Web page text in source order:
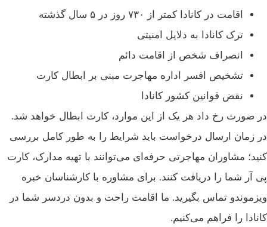
اقامت در کانادا کمتر از ۷۳۰ روز در ۵ سال گذشته
ترک کانادا به دلایل امنیتی
انصراف شخص از اقامت دائم
تشخیص افسر اداره مهاجرت مبنی بر ابطال کارت
نقض قوانین کشور کانادا
در صورت رخ داد هر یک از این موارد، کارت ابطال خواهد شد.
در زمان ارسال درخواست باید شرایط را به طور کامل بررسی
کنید؛ مشاوران مهاجرتی حرفه‌ای می‌توانند با تهیه مدارک، کارت
پی آر شما را دریافت کنند. برای مشاوره با کارشناسان خبره
ویزموندو تماس بگیرید. ما اقامت راحت و بدون دردسر شما در
کانادا را فراهم می‌کنیم.